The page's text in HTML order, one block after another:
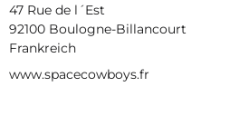
47 Rue de l´Est
92100 Boulogne-Billancourt
Frankreich
www.spacecowboys.fr